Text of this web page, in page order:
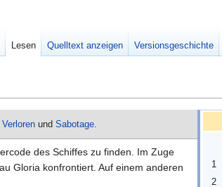
1
2
Verloren und Sabotage.
des Schiffes zu finden. Im Zuge
Gloria konfrontiert. Auf einem anderen
Lesen Quelltext anzeigen Versionsgeschichte